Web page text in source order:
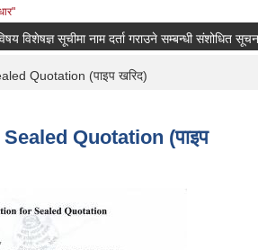
विशेषज्ञ सूचीमा नाम दर्ता गराउने सम्बन्धी संशोधित सूचना ।
Quotation (पाइप खरिद)
Quotation (पाइप